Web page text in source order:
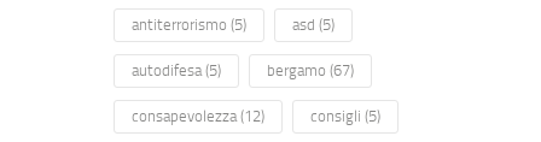
antiterrorismo (5) asd (5)
autodifesa(5) bergamo (67)
consapevolezza(12) consigli (5)